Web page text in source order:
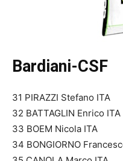
Bardiani-CSF
31 PIRAZZI Stefano ITA
32 BATTAGLIN Enrico ITA
33 BOEM Nicola ITA
34 BONGIORNO